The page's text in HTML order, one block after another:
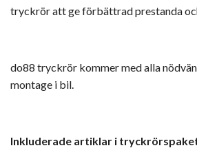
tryckrör att ge förbättrad prestanda
do88 tryckrör kommer med alla
montage i bil.
Inkluderade artiklar i